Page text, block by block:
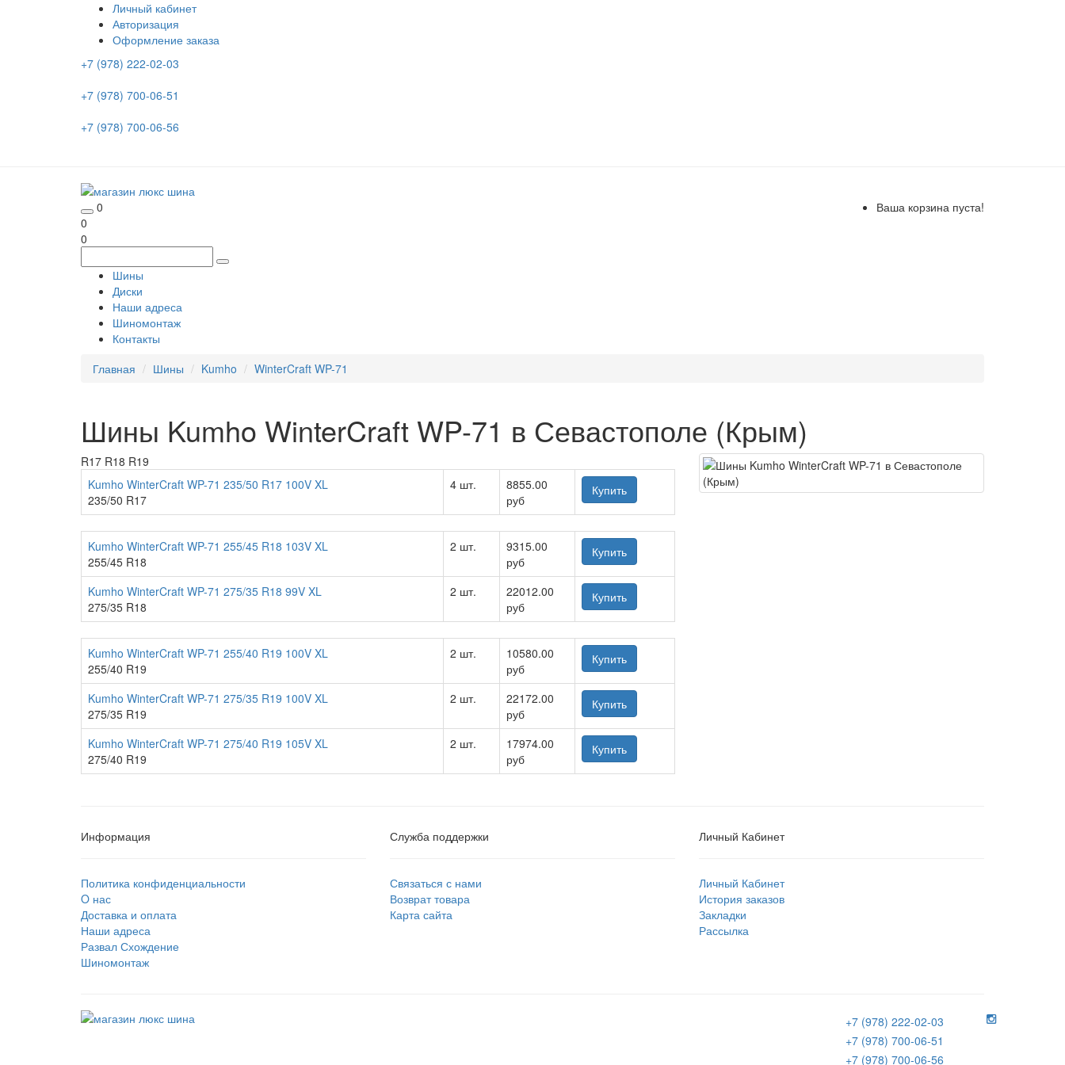
Личный кабинет
Авторизация
Оформление заказа
+7 (978) 222-02-03
+7 (978) 700-06-51
+7 (978) 700-06-56
0
Ваша корзина пуста!
0
0
Шины
Диски
Наши адреса
Шиномонтаж
Контакты
Главная
Шины Kumho WinterCraft WP-71
Шины Kumho WinterCraft WP-71 в Севастополе (Крым)
R17 R18 R19
Kumho WinterCraft WP-71 235/50 R17 100V XL
235/50 R17
4 шт.
8855.00
руб
Купить
Kumho WinterCraft WP-71 255/45 R18 103V XL
255/45 R18
2 шт.
9315.00
руб
Купить
Kumho WinterCraft WP-71 275/35 R18 99V XL
275/35 R18
2 шт.
22012.00
руб
Купить
Kumho WinterCraft WP-71 255/40 R19 100V XL
255/40 R19
2 шт.
10580.00
руб
Купить
Kumho WinterCraft WP-71 275/35 R19 100V XL
275/35 R19
2 шт.
22172.00
руб
Купить
Kumho WinterCraft WP-71 275/40 R19 105V XL
275/40 R19
2 шт.
17974.00
руб
Купить
Информация
Политика конфиденциальности
O нас
Доставка и оплата
Наши адреса
Развал Схождение
Шиномонтаж
Служба поддержки
Связаться с нами
Возврат товара
Карта сайта
Личный Кабинет
Личный Кабинет
История заказов
Закладки
Рассылка
+7 (978) 222-02-03
+7 (978) 700-06-51
+7 (978) 700-06-56